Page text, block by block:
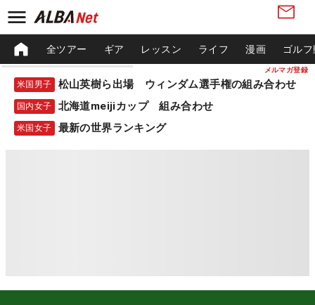
メルマガ登録
全ツアー ギア レッスン ライフ 漫画 ゴル
米国男子 松山英樹ら出場 ウィンダム選手権の組み合わせ
国内女子 北海道meijiカップ 組み合わせ
米国女子 最新の世界ランキング